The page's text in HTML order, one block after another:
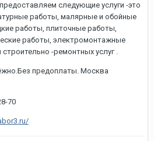
следующие услуги -это
работы, малярные и обойные
работы, плиточные работы,
работы, электромонтажные
-ремонтных услуг .
предоплаты. Москва
70